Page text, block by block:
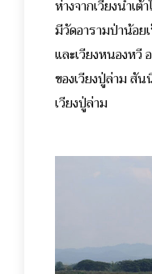
ห่างจากเวียงน้ำเ
มีวัดอารามป่าน้อย
และเวียงหนองหวี
ของเวียงปู่ล่าม สั
เวียงปู่ล่าม